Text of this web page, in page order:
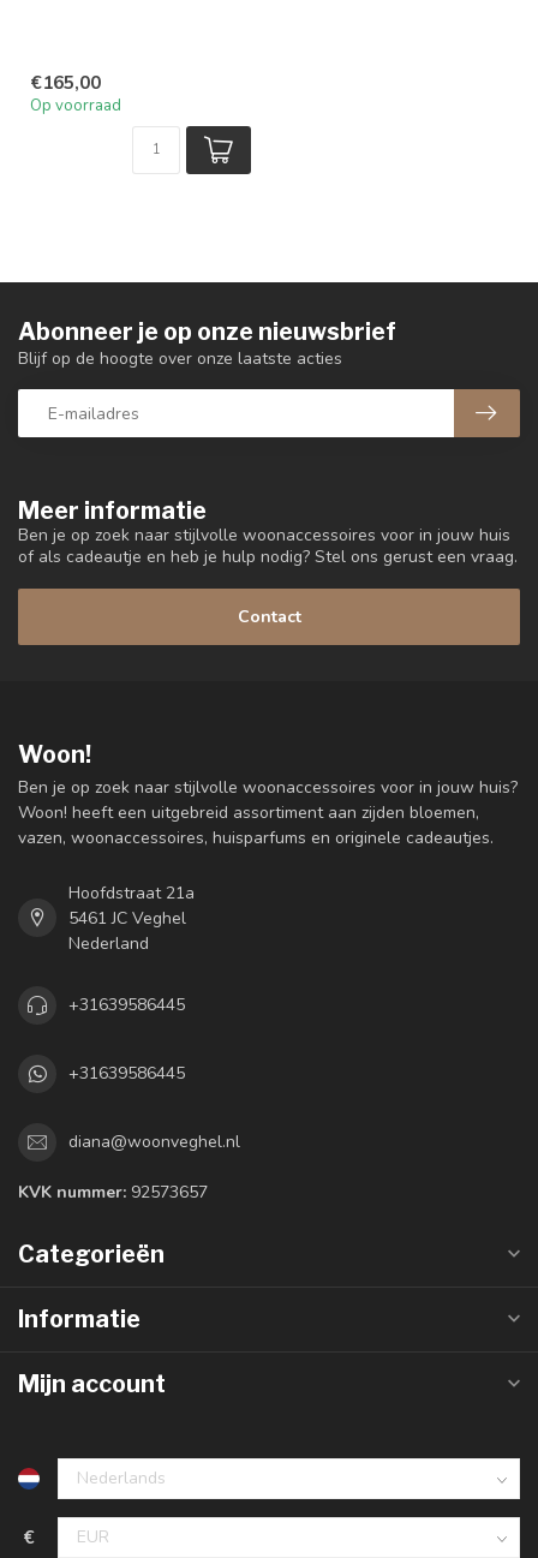
€165,00
Op voorraad
Meer informatie
Ben je op zoek naar stijlvolle woonaccessoires voor in jouw huis
of als cadeautje en heb je hulp nodig? Stel ons gerust een vraag.
Contact
Abonneer je op onze nieuwsbrief
Blijf op de hoogte over onze laatste acties
Woon!
Ben je op zoek naar stijlvolle woonaccessoires voor in jouw huis?
Woon! heeft een uitgebreid assortiment aan zijden bloemen,
vazen, woonaccessoires, huisparfums en originele cadeautjes.
Hoofdstraat 21a
5461 JC Veghel
Nederland
+31639586445
+31639586445
diana@woonveghel.nl
KVK nummer: 92573657
Categorieën
Informatie
Mijn account
€